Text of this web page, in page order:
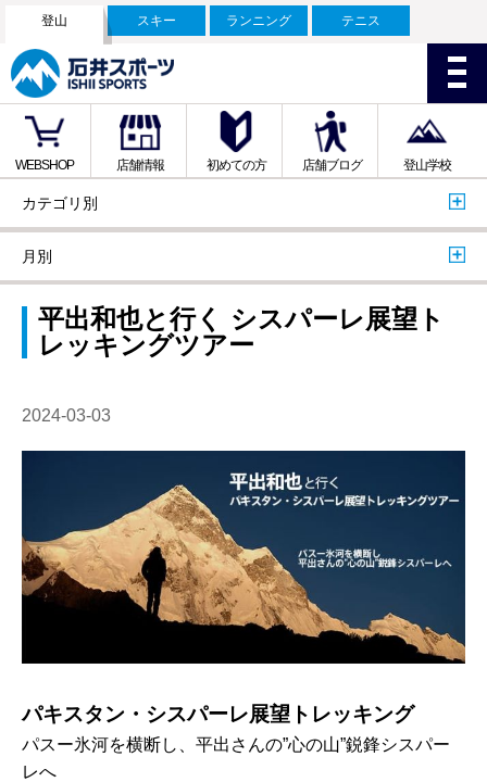
登山 スキー ランニング テニス
WEBSHOP 店舗情報 初めての方 店舗ブログ 登山学校
カテゴリ別
月別
平出和也と行く シスパーレ展望ト
レッキングツアー
2024-03-03
パキスタン・シスパーレ展望トレッキング
パスー氷河を横断し、平出さんの”心の山”鋭鋒シスパー
レへ